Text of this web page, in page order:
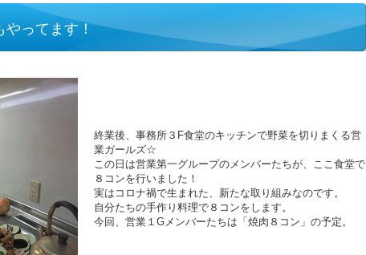
やってます！
終業後、事務所３F食堂のキッチンで野菜を切りまくる営
業ガールズ☆
この日は営業第一グループのメンバーたちが、ここ食堂で
８コンを行いました！
実はコロナ禍で生まれた、新たな取り組みなのです。
自分たちの手作り料理で８コンをします。
今回、営業１Gメンバーたちは「焼肉８コン」の予定。